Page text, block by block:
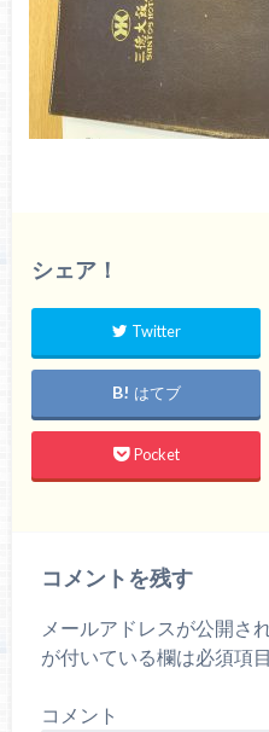
シェア！
Twitter
はてブ
Pocket
コメントを残す
メールアドレスが公開さ
が付いている欄は必須項
コメント